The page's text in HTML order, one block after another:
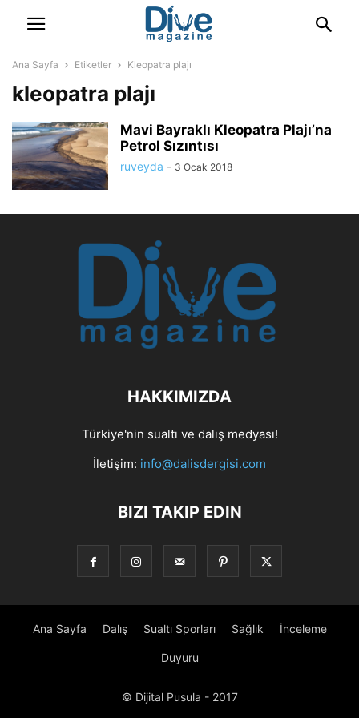
Ana Sayfa Etiketler Kleopatra plajı
kleopatra plajı
Mavi Bayraklı Kleopatra Plajı’na
Petrol Sızıntısı
ruveyda - 3 Ocak 2018
HAKKIMIZDA
Türkiye'nin sualtı ve dalış medyası!
İletişim: info@dalisdergisi.com
BIZI TAKIP EDIN
Ana Sayfa Dalış Sualtı Sporları Sağlık İnceleme
Duyuru
© Dijital Pusula - 2017